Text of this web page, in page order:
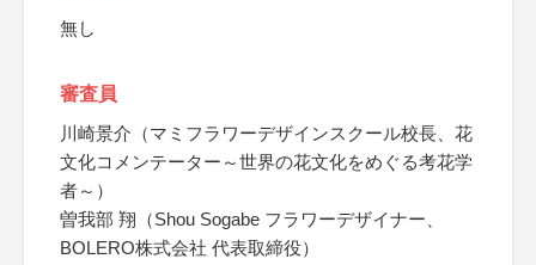
無し
審査員
川崎景介（マミフラワーデザインスクール校長、花
文化コメンテーター～世界の花文化をめぐる考花学
者～）
曽我部 翔（Shou Sogabe フラワーデザイナー、
BOLERO株式会社 代表取締役）